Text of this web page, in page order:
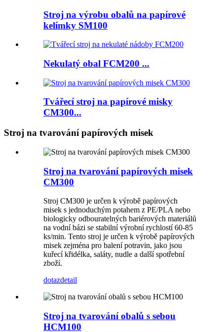
Stroj na výrobu obalů na papírové
kelímky SM100
Nekulatý obal FCM200 ...
Tvářecí stroj na papírové misky
CM300...
Stroj na tvarování papírových misek
Stroj na tvarování papírových misek
CM300
Stroj CM300 je určen k výrobě papírových
misek s jednoduchým potahem z PE/PLA nebo
biologicky odbouratelných bariérových materiálů
na vodní bázi se stabilní výrobní rychlostí 60-85
ks/min. Tento stroj je určen k výrobě papírových
misek zejména pro balení potravin, jako jsou
kuřecí křidélka, saláty, nudle a další spotřební
zboží.
dotazdetail
Stroj na tvarování obalů s sebou
HCM100